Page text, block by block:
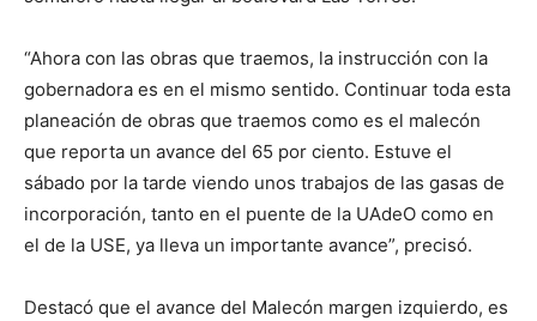
“Ahora con las obras que traemos, la instrucción con la
gobernadora es en el mismo sentido. Continuar toda esta
planeación de obras que traemos como es el malecón
que reporta un avance del 65 por ciento. Estuve el
sábado por la tarde viendo unos trabajos de las gasas de
incorporación, tanto en el puente de la UAdeO como en
el de la USE, ya lleva un importante avance”, precisó.
Destacó que el avance del Malecón margen izquierdo, es